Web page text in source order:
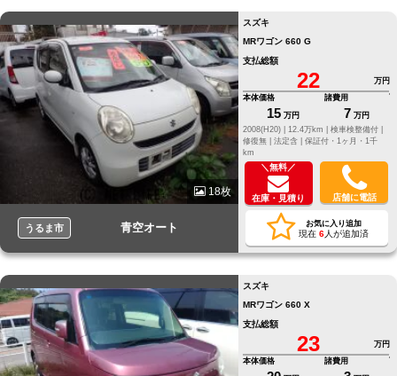
18枚
うるま市 青空オート
スズキ
MRワゴン 660 G
支払総額
22
万円
本体価格
15 万円
諸費用
7 万円
2008(H20) |
12.4万km |
検車検整備付 |
修復無 | 法定含 | 保証付・1ヶ月・1千
km
＼無料／
在庫・見積り 店舗に電話
お気に入り追加
現在 6人が追加済
スズキ
MRワゴン 660 X
支払総額
23
万円
本体価格
諸費用